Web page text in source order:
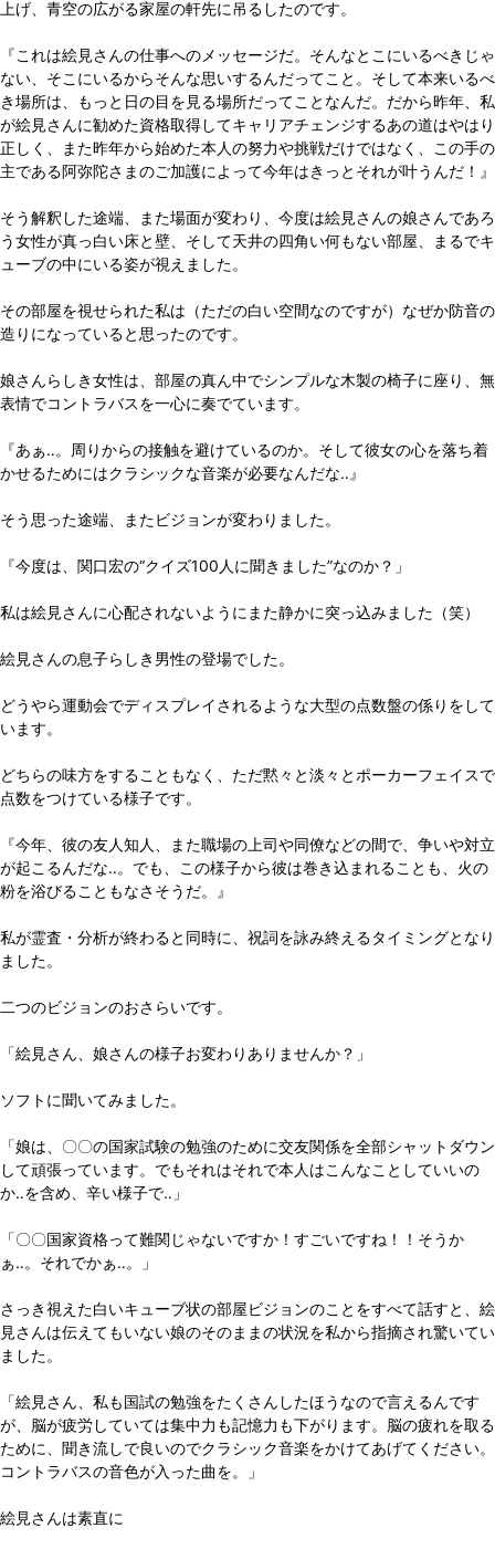
上げ、青空の広がる家屋の軒先に吊るしたのです。
『これは絵見さんの仕事へのメッセージだ。そんなとこにいるべきじゃ
ない、そこにいるからそんな思いするんだってこと。そして本来いるべ
き場所は、もっと日の目を見る場所だってことなんだ。だから昨年、私
が絵見さんに勧めた資格取得してキャリアチェンジするあの道はやはり
正しく、また昨年から始めた本人の努力や挑戦だけではなく、この手の
主である阿弥陀さまのご加護によって今年はきっとそれが叶うんだ！』
そう解釈した途端、また場面が変わり、今度は絵見さんの娘さんであろ
う女性が真っ白い床と壁、そして天井の四角い何もない部屋、まるでキ
ューブの中にいる姿が視えました。
その部屋を視せられた私は（ただの白い空間なのですが）なぜか防音の
造りになっていると思ったのです。
娘さんらしき女性は、部屋の真ん中でシンプルな木製の椅子に座り、無
表情でコントラバスを一心に奏でています。
『あぁ‥。周りからの接触を避けているのか。そして彼女の心を落ち着
かせるためにはクラシックな音楽が必要なんだな‥』
そう思った途端、またビジョンが変わりました。
『今度は、関口宏の“クイズ100人に聞きました”なのか？」
私は絵見さんに心配されないようにまた静かに突っ込みました（笑）
絵見さんの息子らしき男性の登場でした。
どうやら運動会でディスプレイされるような大型の点数盤の係りをして
います。
どちらの味方をすることもなく、ただ黙々と淡々とポーカーフェイスで
点数をつけている様子です。
『今年、彼の友人知人、また職場の上司や同僚などの間で、争いや対立
が起こるんだな‥。でも、この様子から彼は巻き込まれることも、火の
粉を浴びることもなさそうだ。』
私が霊査・分析が終わると同時に、祝詞を詠み終えるタイミングとなり
ました。
二つのビジョンのおさらいです。
「絵見さん、娘さんの様子お変わりありませんか？」
ソフトに聞いてみました。
「娘は、〇〇の国家試験の勉強のために交友関係を全部シャットダウン
して頑張っています。でもそれはそれで本人はこんなことしていいの
か‥を含め、辛い様子で‥」
「〇〇国家資格って難関じゃないですか！すごいですね！！そうか
ぁ‥。それでかぁ‥。」
さっき視えた白いキューブ状の部屋ビジョンのことをすべて話すと、絵
見さんは伝えてもいない娘のそのままの状況を私から指摘され驚いてい
ました。
「絵見さん、私も国試の勉強をたくさんしたほうなので言えるんです
が、脳が疲労していては集中力も記憶力も下がります。脳の疲れを取る
ために、聞き流しで良いのでクラシック音楽をかけてあげてください。
コントラバスの音色が入った曲を。」
絵見さんは素直に